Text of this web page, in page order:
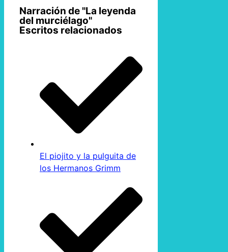
Narración de "La leyenda
del murciélago"
Escritos relacionados
El piojito y la pulguita de
los Hermanos Grimm